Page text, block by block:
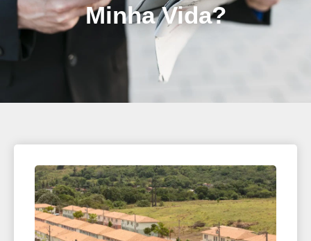
Minha Vida?